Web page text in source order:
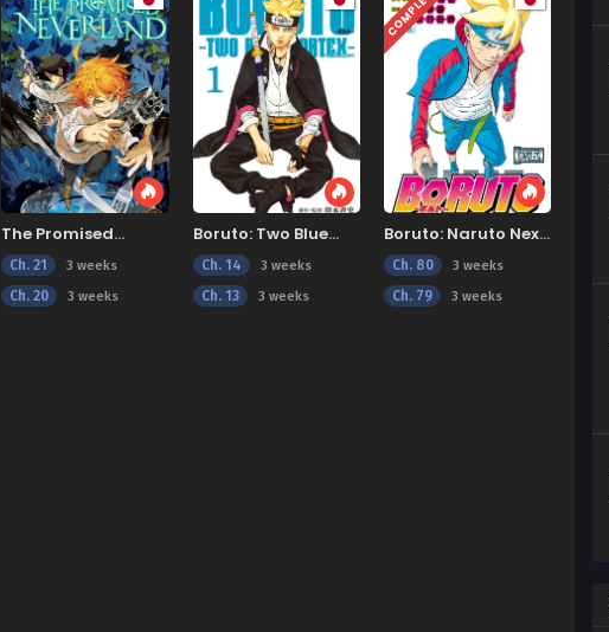
The Promised
Neverland
Ch. 21 3 weeks
Ch. 20 3 weeks
Boruto: Two Blue
Vortex
Ch. 14 3 weeks
Ch. 13 3 weeks
Boruto: Naruto Next
Generations
Ch. 80 3 weeks
Ch. 79 3 weeks